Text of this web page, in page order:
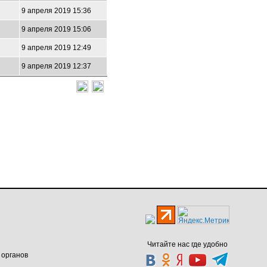
9 апреля 2019 15:36
9 апреля 2019 15:06
9 апреля 2019 12:49
9 апреля 2019 12:37
Читайте нас где удобно